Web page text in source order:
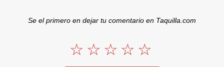
Se el primero en dejar tu comentario en Taquilla.com